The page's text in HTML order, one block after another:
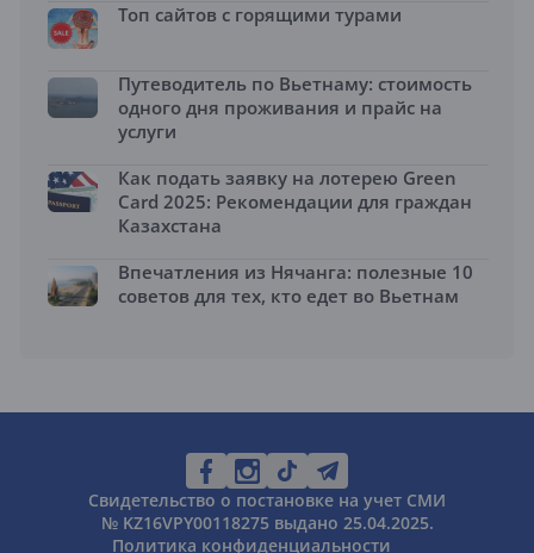
Топ сайтов с горящими турами
Путеводитель по Вьетнаму: стоимость
одного дня проживания и прайс на
услуги
Как подать заявку на лотерею Green
Card 2025: Рекомендации для граждан
Казахстана
Впечатления из Нячанга: полезные 10
советов для тех, кто едет во Вьетнам
Свидетельство о постановке на учет СМИ
№ KZ16VPY00118275 выдано 25.04.2025.
Политика конфиденциальности